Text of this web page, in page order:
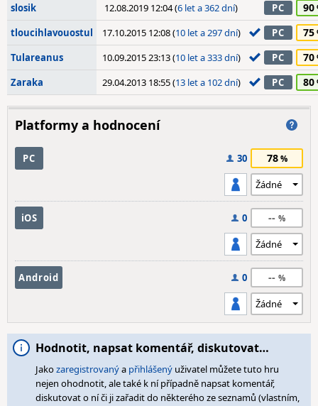
slosik 12.08.2019 12:04 (6 let a 362 dní) PC 90
tloucihlavouostul 17.10.2015 12:08 (10 let a 297 dní) PC 75
Tulareanus 10.09.2015 23:13 (10 let a 333 dní) PC 70
Zaraka 29.04.2013 18:55 (13 let a 102 dní) PC 80
Platformy a hodnocení
PC 30 78
iOS 0 --
Android 0 --
Hodnotit, napsat komentář, diskutovat…
Jakozaregistrovanýa přihlášený uživatel můžete tuto hru
nejen ohodnotit, ale také k ní případně napsat komentář,
diskutovat o ní či ji zařadit do některého ze seznamů (vlastním,